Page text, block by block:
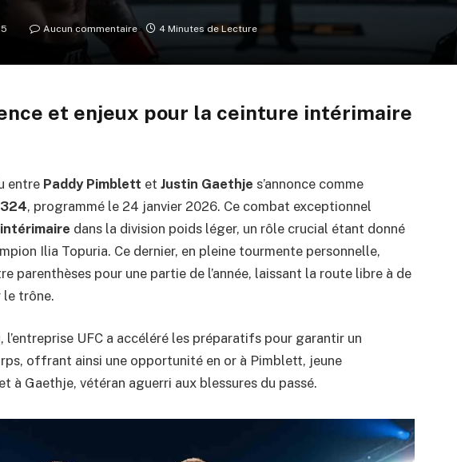
Aucun commentaire 4 Minutes de Lecture
et enjeux pour la ceinture intérimaire
entre Paddy Pimblett et Justin Gaethje s’annonce comme
324, programmé le 24 janvier 2026. Ce combat exceptionnel
dans la division poids léger, un rôle crucial étant donné
Ilia Topuria. Ce dernier, en pleine tourmente personnelle,
parenthèses pour une partie de l’année, laissant la route libre à de
le trône.
l’entreprise UFC a accéléré les préparatifs pour garantir un
offrant ainsi une opportunité en or à Pimblett, jeune
à Gaethje, vétéran aguerri aux blessures du passé.